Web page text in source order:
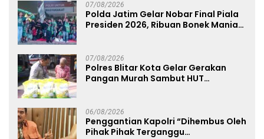
07/08/2026
Polda Jatim Gelar Nobar Final Piala
Presiden 2026, Ribuan Bonek Mania
07/08/2026
Polres Blitar Kota Gelar Gerakan
Pangan Murah Sambut HUT
06/08/2026
Penggantian Kapolri “Dihembus Oleh
Pihak Pihak Terganggu